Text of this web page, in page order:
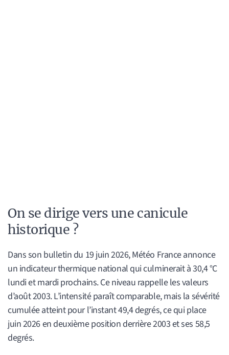
On se dirige vers une canicule
historique ?
Dans son bulletin du 19 juin 2026, Météo France annonce
un indicateur thermique national qui culminerait à 30,4 °C
lundi et mardi prochains. Ce niveau rappelle les valeurs
d’août 2003. L’intensité paraît comparable, mais la sévérité
cumulée atteint pour l’instant 49,4 degrés, ce qui place
juin 2026 en deuxième position derrière 2003 et ses 58,5
degrés.